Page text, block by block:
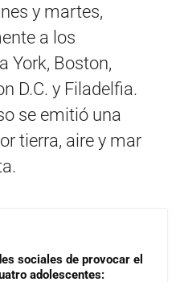
y martes,
a los
York, Boston,
D.C. y Filadelfia.
se emitió una
tierra, aire y mar
sociales de provocar el
adolescentes: